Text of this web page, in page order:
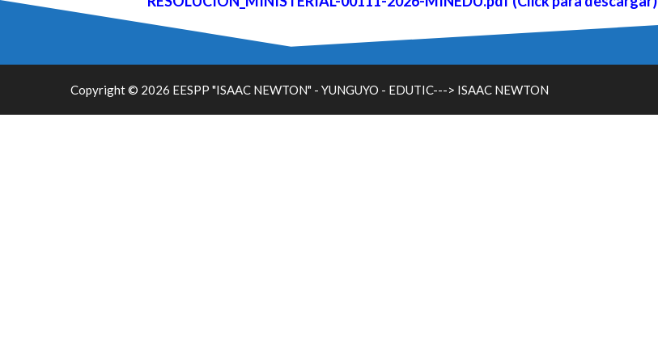
Copyright © 2026 EESPP "ISAAC NEWTON" - YUNGUYO - EDUTIC---> ISAAC NEWTON